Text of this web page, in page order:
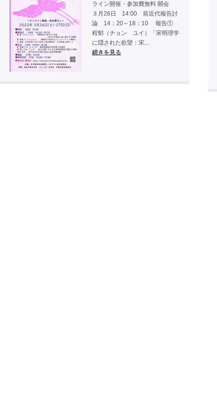
ライン開催・参加費無料 開会
３月26日 14:00 前近代報告討
論 14：20～18：10 報告①
程郁（チョン ユイ）「宋明理学
に隠された欲望：宋...
続きを見る